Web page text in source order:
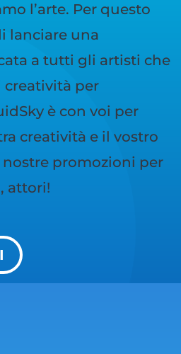
l’arte. Per questo
lanciare una
a tutti gli artisti che
per
è con voi per
creatività e il vostro
nostre promozioni per
attori!